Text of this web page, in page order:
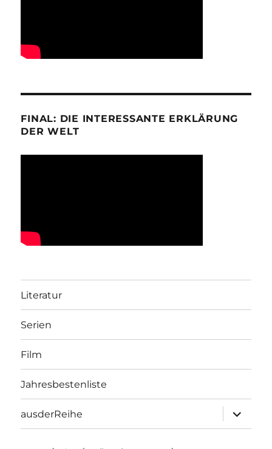
FINAL: DIE INTERESSANTE ERKLÄRUNG
DER WELT
Literatur
Serien
Film
Jahresbestenliste
ausderReihe
öffnen